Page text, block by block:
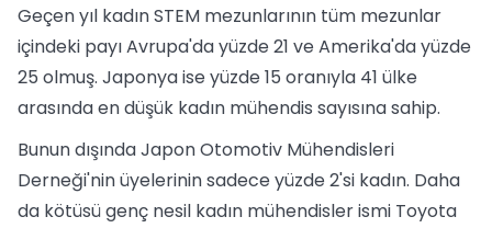
Geçen yıl kadın STEM mezunlarının tüm mezunlar
içindeki payı Avrupa'da yüzde 21 ve Amerika'da yüzde
25 olmuş. Japonya ise yüzde 15 oranıyla 41 ülke
arasında en düşük kadın mühendis sayısına sahip.
Bunun dışında Japon Otomotiv Mühendisleri
Derneği'nin üyelerinin sadece yüzde 2'si kadın. Daha
da kötüsü genç nesil kadın mühendisler ismi Toyota